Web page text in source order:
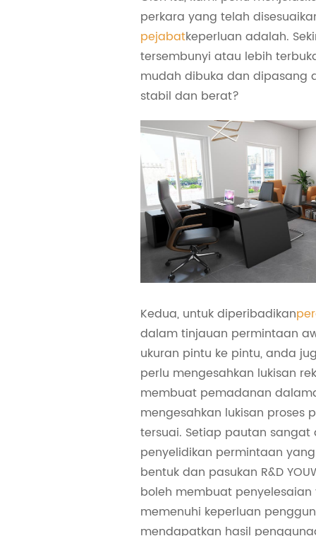
perkara yang telah
pejabatkeperluan adalah.
tersembunyi atau lebih
mudah dibuka dan dipasang
stabil dan berat?
Kedua, untuk diperibadikan
dalam tinjauan permintaan
ukuran pintu ke pintu, anda
perlu mengesahkan lukisan
membuat pemadanan
mengesahkan lukisan proses
tersuai. Setiap pautan sangat
penyelidikan permintaan
bentuk dan pasukan R&D
boleh membuat
memenuhi keperluan
mendapatkan hasil